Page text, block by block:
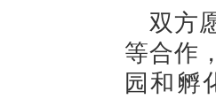
双方
等合作
园和孵